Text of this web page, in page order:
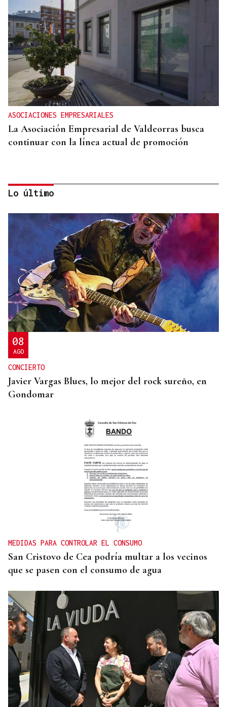
ASOCIACIONES EMPRESARIALES
La Asociación Empresarial de Valdeorras busca
continuar con la línea actual de promoción
DISTRIBUIDORA FAMILIAR
Gaseosas Roca, medio siglo creciendo junto a
Valdeorras y Coca-Cola
Lo último
08
AGO
CONCIERTO
Javier Vargas Blues, lo mejor del rock sureño, en
Gondomar
MEDIDAS PARA CONTROLAR EL CONSUMO
San Cristovo de Cea podría multar a los vecinos
que se pasen con el consumo de agua